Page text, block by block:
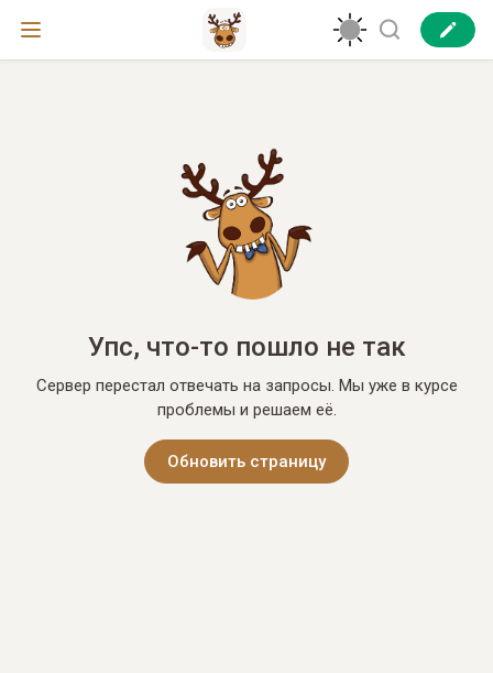
Упс, что-то пошло не так
Сервер перестал отвечать на запросы. Мы уже в курсе
проблемы и решаем её.
Обновить страницу